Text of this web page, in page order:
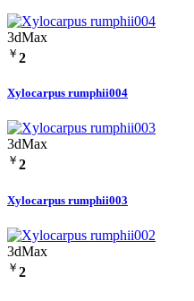
3dMax
￥ 2
Xylocarpus rumphii004
3dMax
￥ 2
Xylocarpus rumphii003
3dMax
￥ 2